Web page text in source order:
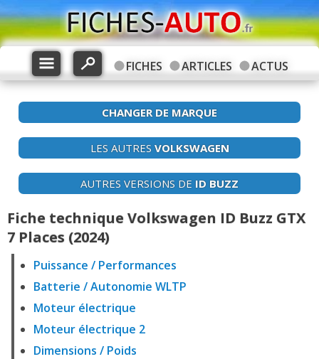
FICHES ARTICLES ACTUS
CHANGER DE MARQUE
LES AUTRES VOLKSWAGEN
AUTRES VERSIONS DE ID BUZZ
Fiche technique Volkswagen ID Buzz GTX
7 Places (2024)
Puissance / Performances
Batterie / Autonomie WLTP
Moteur électrique
Moteur électrique 2
Dimensions / Poids